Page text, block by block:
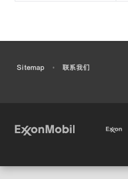
Sitemap • 联系我们